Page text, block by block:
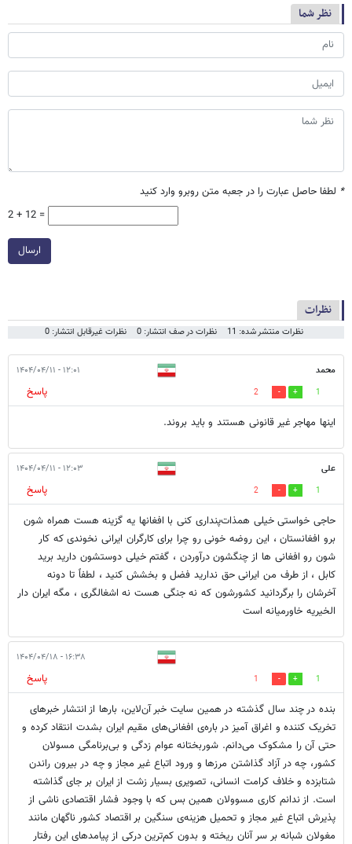
نظر شما
* لطفا حاصل عبارت را در جعبه متن روبرو وارد کنید
2 + 12 =
ارسال
نظرات
نظرات منتشر شده: 11 نظرات در صف انتشار: 0 نظرات غیرقابل انتشار: 0
محمد ۱۲:۰۱ - ۱۴۰۴/۰۴/۱۱
1
2
پاسخ
اینها مهاجر غیر قانونی هستند و باید بروند.
علی ۱۲:۰۳ - ۱۴۰۴/۰۴/۱۱
1
2
پاسخ
حاجی خواستی خیلی همذات‌پنداری کنی با افغانها یه گزینه هست همراه شون
برو افغانستان ، این روضه خونی رو چرا برای کارگران ایرانی نخوندی که کار
شون رو افغانی ها از چنگشون درآوردن ، گفتم خیلی دوستشون دارید برید
کابل ، از طرف من ایرانی حق ندارید فضل و بخشش کنید ، لطفاً تا دونه
آخرشان را برگردانید کشورشون که نه جنگی هست نه اشغالگری ، مگه ایران دار
الخیریه خاورمیانه است
۱۶:۳۸ - ۱۴۰۴/۰۴/۱۸
1
1
پاسخ
بنده در چند سال گذشته در همین سایت خبر ‌آن‌لاین، بارها از انتشار خبرهای
تخریک‌ کننده و اغراق آمیز در باره‌ی افغانی‌های مقیم ایران بشدت انتقاد کرده و
حتی آن را مشکوک می‌دانم. شوربختانه عوام زدگی و بی‌برنامگی مسولان
کشور، چه در آزاد گذاشتن مرزها و ورود اتباع غیر مجاز و چه در بیرون راندن
شتابزده و خلاف کرامت انسانی، تصویری بسیار زشت از ایران بر جای گذاشته
است. از ندانم کاری مسوولان همین بس که با وجود فشار اقتصادی ناشی از
پذیرش اتباع غیر مجاز و تحمیل هزینه‌ی سنگین بر اقتصاد کشور ناگهان مانند
مغولان شبانه بر سر آنان ریخته و بدون کم‌ترین درکی از پیامدهای این رفتار